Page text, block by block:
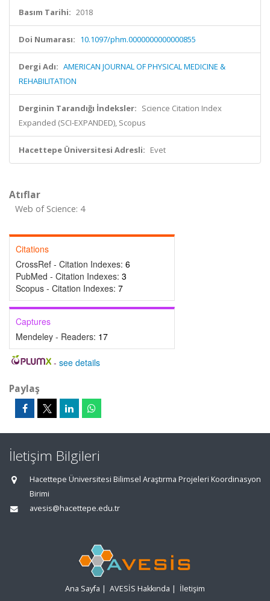
Basım Tarihi: 2018
Doi Numarası: 10.1097/phm.0000000000000855
Dergi Adı: AMERICAN JOURNAL OF PHYSICAL MEDICINE &
REHABILITATION
Derginin Tarandığı İndeksler: Science Citation Index
Expanded (SCI-EXPANDED), Scopus
Hacettepe Üniversitesi Adresli: Evet
Atıflar
Web of Science: 4
Citations
CrossRef - Citation Indexes: 6
PubMed - Citation Indexes: 3
Scopus - Citation Indexes: 7
Captures
Mendeley - Readers: 17
- see details
Paylaş
İletişim Bilgileri
Hacettepe Üniversitesi Bilimsel Araştırma Projeleri Koordinasyon
Birimi
avesis@hacettepe.edu.tr
Ana Sayfa | AVESİS Hakkında | İletişim